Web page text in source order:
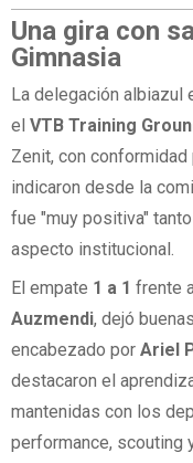
Una gira con
Gimnasia
La delegación albiazul
el VTB Training
Zenit, con
indicaron desde la
fue "muy positiva"
aspecto institucional.
El empate 1 a 1 frente
Auzmendi, dejó
encabezado por Ariel
destacaron el
mantenidas con los
performance, scouting